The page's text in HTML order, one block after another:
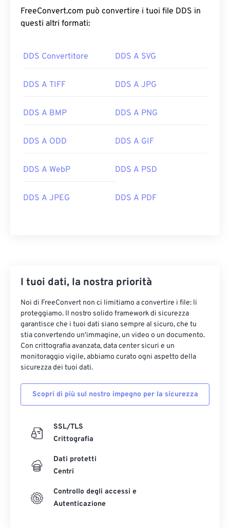
FreeConvert.com può convertire i tuoi file DDS in
questi altri formati:
DDS Convertitore DDS A SVG
DDS A TIFF DDS A JPG
DDS A BMP DDS A PNG
DDS A ODD DDS A GIF
DDS A WebP DDS A PSD
DDS A JPEG DDS A PDF
I tuoi dati, la nostra priorità
Noi di FreeConvert non ci limitiamo a convertire i file: li
proteggiamo. Il nostro solido framework di sicurezza
garantisce che i tuoi dati siano sempre al sicuro, che tu
stia convertendo un'immagine, un video o un documento.
Con crittografia avanzata, data center sicuri e un
monitoraggio vigile, abbiamo curato ogni aspetto della
sicurezza dei tuoi dati.
Scopri di più sul nostro impegno per la sicurezza
SSL/TLS
Crittografia
Dati protetti
Centri
Controllo degli accessi e
Autenticazione